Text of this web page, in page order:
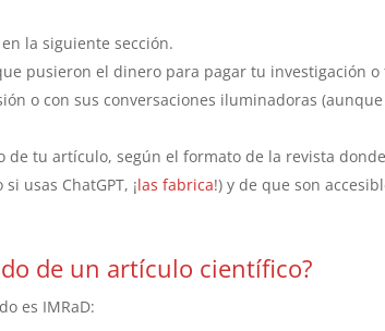
la siguiente sección.
pusieron el dinero para pagar tu investigación o
o con sus conversaciones iluminadoras
de tu artículo, según el formato de la revista donde
usas ChatGPT, ¡las fabrica!) y de que son
de un artículo científico?
es IMRaD: